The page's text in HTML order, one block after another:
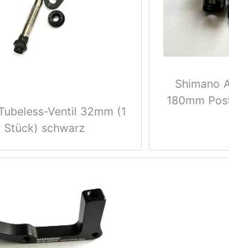
Ventil 32mm (1
Stück) schwarz
Shimano
180mm